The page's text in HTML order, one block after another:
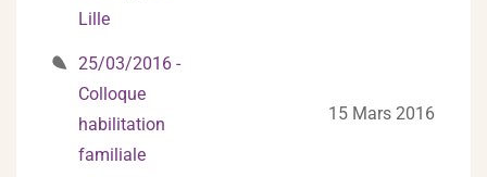
Lille
25/03/2016 -
Colloque
habilitation
familiale
15 Mars 2016